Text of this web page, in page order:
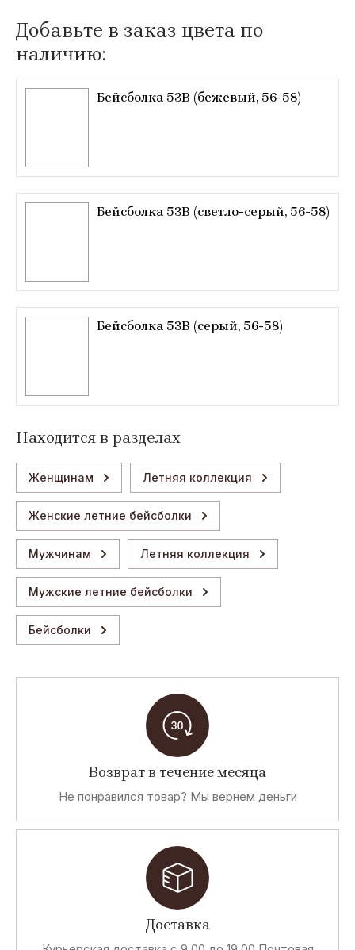
Добавьте в заказ цвета по
наличию:
Бейсболка 53B (бежевый, 56-58)
Бейсболка 53B (светло-серый, 56-58)
Бейсболка 53B (серый, 56-58)
Находится в разделах
Женщинам Летняя коллекция
Женские летние бейсболки
Мужчинам Летняя коллекция
Мужские летние бейсболки
Бейсболки
Возврат в течение месяца
Не понравился товар? Мы вернем деньги
Доставка